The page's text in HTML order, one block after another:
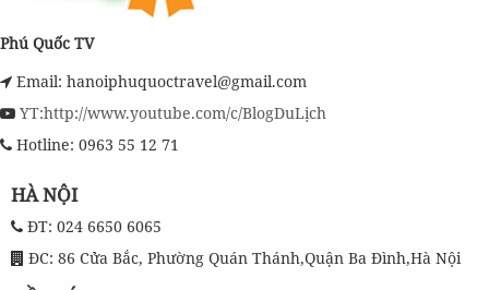
Phú Quốc TV
Email: hanoiphuquoctravel@gmail.com
YT:http://www.youtube.com/c/BlogDuLịch
Hotline: 0963 55 12 71
HÀ NỘI
ĐT: 024 6650 6065
ĐC: 86 Cửa Bắc, Phường Quán Thánh,Quận Ba Đình,Hà Nội